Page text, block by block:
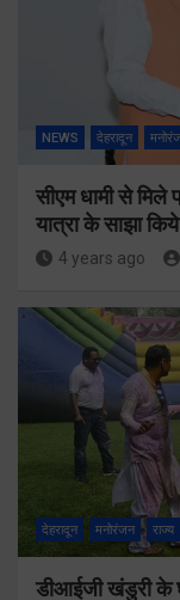
NEWS देहरादून
सीएम धामी से
यात्रा के साझा
4 years ago
देहरादून मनोरंजन राज्य
डीआईजी खंडुरी के